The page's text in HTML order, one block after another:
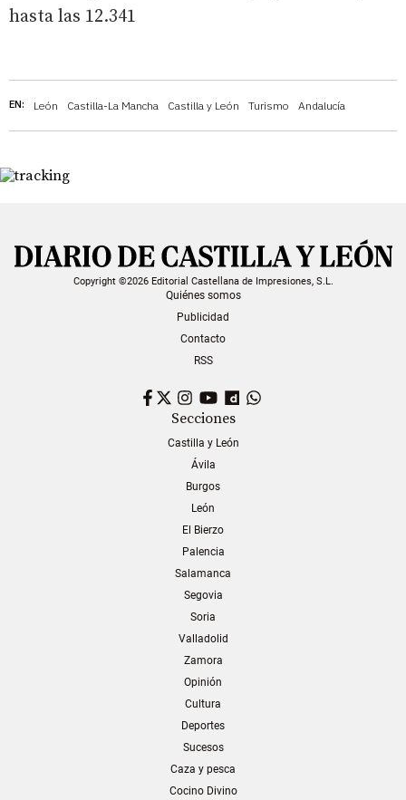
EN: León Castilla-La Mancha Castilla y León Turismo Andalucía
hasta las 12.341
Copyright ©2026 Editorial Castellana de Impresiones, S.L.
Quiénes somos
Publicidad
Contacto
RSS
Facebook
TwitterInstagram
YouTubeDailymotion
Secciones
Castilla y León
Ávila
Burgos
León
El Bierzo
Palencia
Salamanca
Segovia
Soria
Valladolid
Zamora
Opinión
Cultura
Deportes
Sucesos
Caza y pesca
Cocino Divino